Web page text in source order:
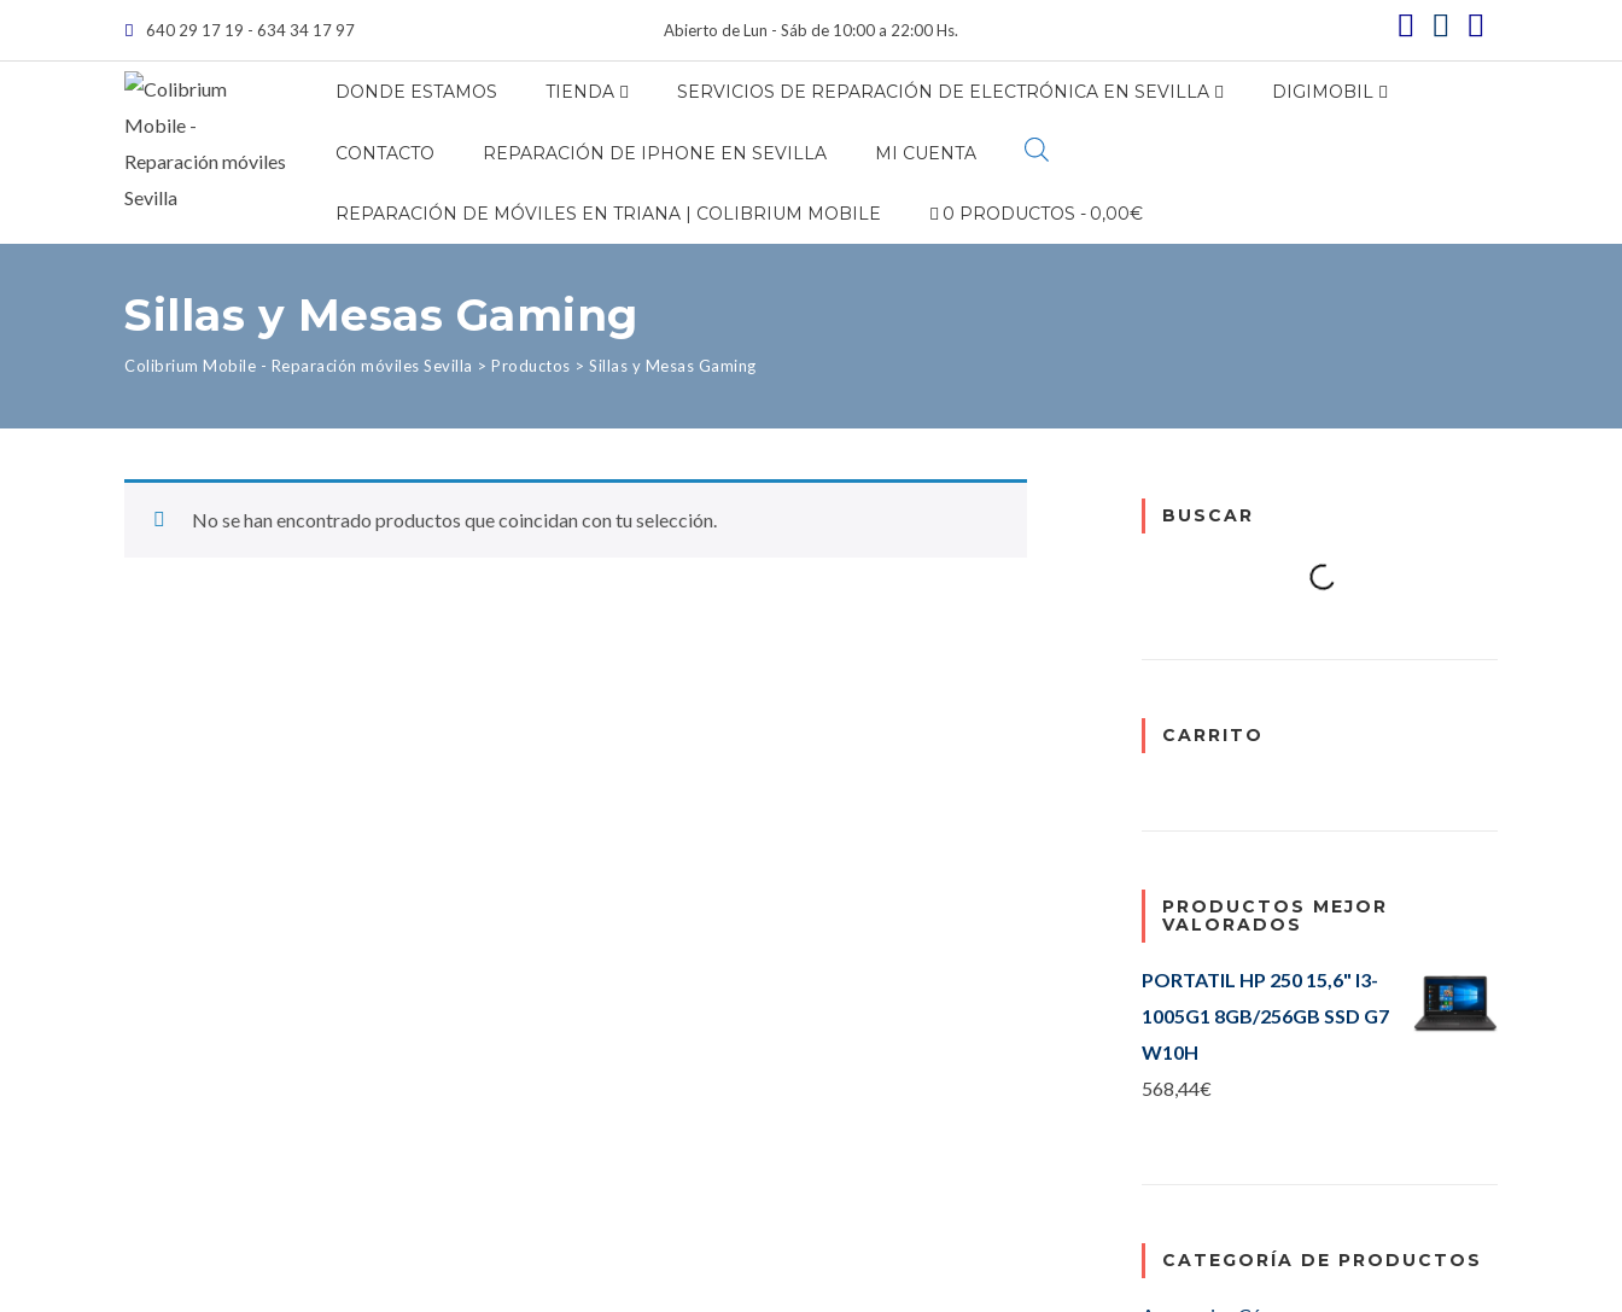
640 29 17 19 - 634 34 17 97 Abierto de Lun - Sáb de 10:00 a 22:00 Hs.
DONDE ESTAMOS TIENDA SERVICIOS DE REPARACIÓN DE ELECTRÓNICA EN SEVILLA DIGIMOBIL
CONTACTO REPARACIÓN DE IPHONE EN SEVILLA MI CUENTA
REPARACIÓN DE MÓVILES EN TRIANA | COLIBRIUM MOBILE 0 PRODUCTOS 0,00€
Sillas y Mesas Gaming
Colibrium Mobile - Reparación móviles Sevilla > Productos > Sillas y Mesas Gaming
No se han encontrado productos que coincidan con tu selección. BUSCAR
CARRITO
PRODUCTOS MEJOR
VALORADOS
PORTATIL HP 250 15,6" I3-
1005G1 8GB/256GB SSD G7
W10H
568,44€
CATEGORÍA DE PRODUCTOS